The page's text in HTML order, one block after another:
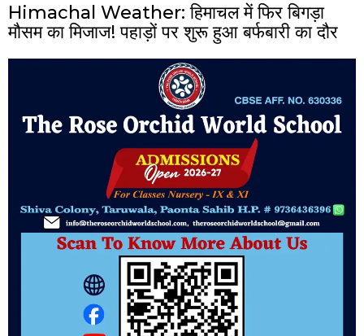
Himachal Weather: हिमाचल में फिर बिगड़ा
मौसम का मिजाज! पहाड़ों पर शुरू हुआ बर्फबारी का दौर